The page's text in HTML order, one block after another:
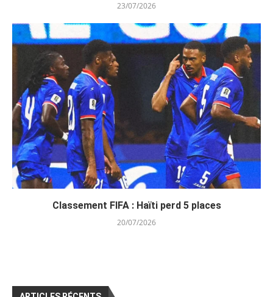
23/07/2026
Classement FIFA : Haïti perd 5 places
20/07/2026